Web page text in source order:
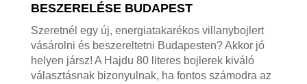
BESZERELÉSE BUDAPEST
Szeretnél egy új, energiatakarékos villanybojlert
vásárolni és beszereltetni Budapesten? Akkor jó
helyen jársz! A Hajdu 80 literes bojlerek kiváló
választásnak bizonyulnak, ha fontos számodra az